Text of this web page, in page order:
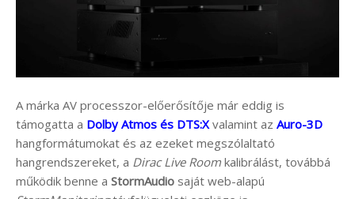
A márka AV processzor-előerősítője már eddig is
támogatta a Dolby Atmos és DTS:X valamint az Auro-3D
hangformátumokat és az ezeket megszólaltató
hangrendszereket, a Dirac Live Room kalibrálást, továbbá
működik benne a StormAudio saját web-alapú